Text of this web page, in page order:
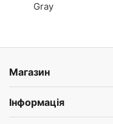
Gray
Магазин
Інформація